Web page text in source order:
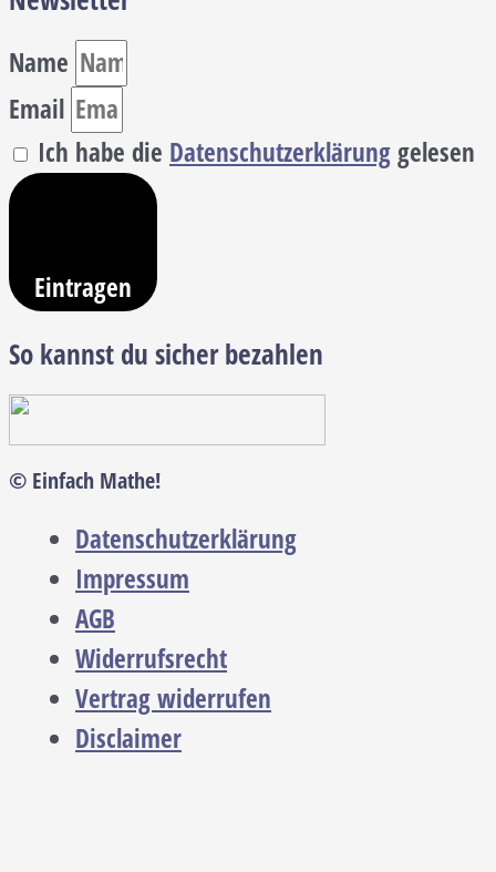
Name
Email
Ich habe die Datenschutzerklärung gelesen
Eintragen
So kannst du sicher bezahlen
© Einfach Mathe!
Datenschutzerklärung
Impressum
AGB
Widerrufsrecht
Vertrag widerrufen
Disclaimer